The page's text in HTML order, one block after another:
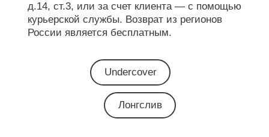
д.14, ст.3, или за счет клиента — с помощью
курьерской службы. Возврат из регионов
России является бесплатным.
Undercover
Лонгслив